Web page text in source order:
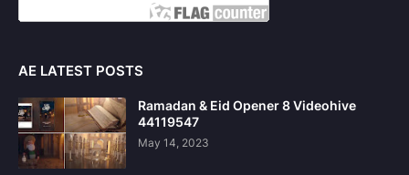
AE LATEST POSTS
Ramadan & Eid Opener 8 Videohive
44119547
May 14, 2023